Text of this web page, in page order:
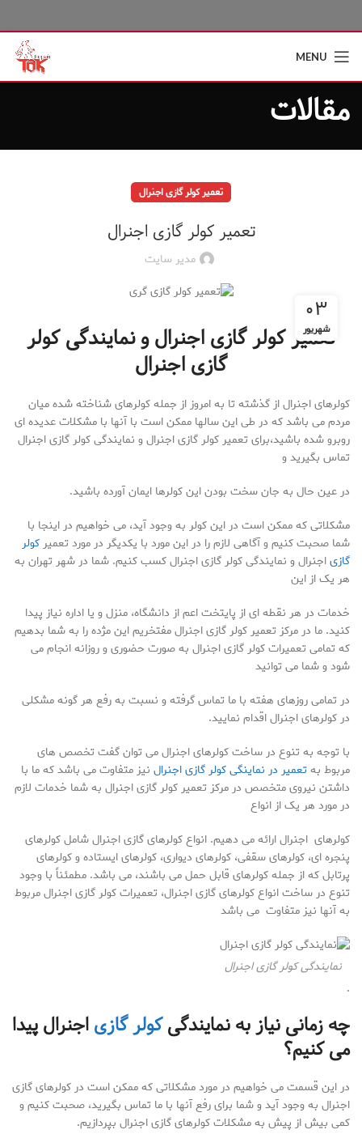
MENU
مقالات
تعمیر کولر گازی اجنرال
تعمیر کولر گازی اجنرال
مدیر سایت
۰۳
شهریور
تعمیر کولر گازی اجنرال و نمایندگی کولر
گازی اجنرال
کولرهای اجنرال از گذشته تا به امروز از جمله کولرهای شناخته شده میان
مردم می باشد که در طی این سالها ممکن است با آنها با مشکلات عدیده ای
روبرو شده باشید،برای تعمیر کولر گازی اجنرال و نمایندگی کولر گازی اجنرال
تماس بگیرید و
در عین حال به جان سخت بودن این کولرها ایمان آورده باشید.
مشکلاتی که ممکن است در این کولر به وجود آید، می خواهیم در اینجا با
شما صحبت کنیم و آگاهی لازم را در این مورد با یکدیگر در مورد تعمیرکولر
گازیاجنرال و نمایندگی کولر گازی اجنرال کسب کنیم. شما در شهر تهران به
هر یک از این
خدمات در هر نقطه ای از پایتخت اعم از دانشگاه، منزل و یا اداره نیاز پیدا
کنید. ما در مرکز تعمیر کولر گازی اجنرال مفتخریم این مژده را به شما بدهیم
که تمامی تعمیرات کولر گازی اجنرال به صورت حضوری و روزانه انجام می
شود و شما می توانید
در تمامی روزهای هفته با ما تماس گرفته و نسبت به رفع هر گونه مشکلی
در کولرهای اجنرال اقدام نمایید.
با توجه به تنوع در ساخت کولرهای اجنرال می توان گفت تخصص های
مربوط بهتعمیر در نماینگی کولر گازی اجنرال نیز متفاوت می باشد که ما با
داشتن نیروی متخصص در مرکز تعمیر کولر گازی اجنرال به شما خدمات لازم
در مورد هر یک از انواع
کولرهای اجنرال ارائه می دهیم. انواع کولرهای گازی اجنرال شامل کولرهای
پنجره ای، کولرهای سقفی، کولرهای دیواری، کولرهای ایستاده و کولرهای
پرتابل که از جمله کولرهای قابل حمل می باشند، می باشد. مطمئناً با وجود
تنوع در ساخت انواع کولرهای گازی اجنرال، تعمیرات کولر گازی اجنرال مربوط
به آنها نیز متفاوت می باشد
نمایندگی کولر گازی اجنرال
.
چه زمانی نیاز به نمایندگیکولر گازیاجنرال پیدا
می کنیم؟
در این قسمت می خواهیم در مورد مشکلاتی که ممکن است در کولرهای گازی
اجنرال به وجود آید و شما برای رفع آنها با ما تماس بگیرید، صحبت کنیم و
کمی بیش از پیش به مشکلات کولرهای گازی اجنرال بپردازیم.